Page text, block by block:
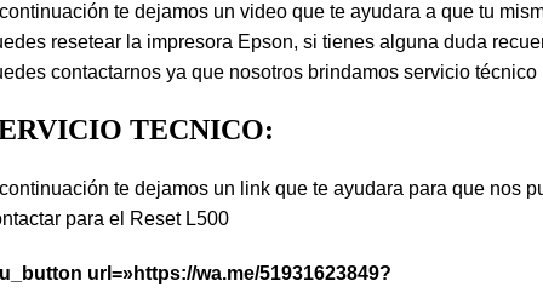
te dejamos un video que te ayudara a que tu
resetear la impresora Epson, si tienes alguna duda
contactarnos ya que nosotros brindamos servicio técnico
TECNICO:
te dejamos un link que te ayudara para que nos
para el Reset L500
url=»https://wa.me/51931623849?